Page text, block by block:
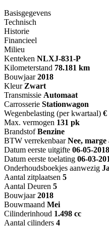
Basisgegevens
Technisch
Historie
Financieel
Milieu
Kenteken NLXJ-831-P
Kilometerstand 78.181 km
Bouwjaar 2018
Kleur Zwart
Transmissie Automaat
Carrosserie Stationwagon
Wegenbelasting (per kwartaal) €
Max. vermogen 131 pk
Brandstof Benzine
BTW verrekenbaar Nee, marge
Datum eerste uitgifte 06-05-2018
Datum eerste toelating 06-03-
Onderhoudsboekjes aanwezig Ja
Aantal zitplaatsen 5
Aantal Deuren 5
Bouwjaar 2018
Bouwmaand Mei
Cilinderinhoud 1.498 cc
Aantal cilinders 4